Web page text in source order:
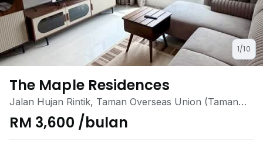
1/10
The Maple Residences
Jalan Hujan Rintik, Taman Overseas Union (Taman
Oug), Jalan Klang Lama (Old Klang Road), Kuala
Lumpur
RM 3,600 /bulan